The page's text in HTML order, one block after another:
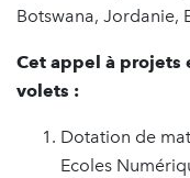
Botswana, Jordanie,
Cet appel à projets
volets :
Dotation de
Ecoles